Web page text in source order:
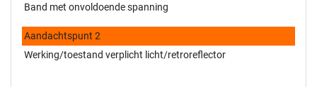
Band met onvoldoende spanning
Aandachtspunt 2
Werking/toestand verplicht licht/retroreflector